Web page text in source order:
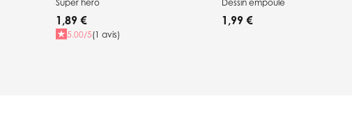
Super hero
1,89 €
5.00/5(1 avis)
Dessin empoule
1,99 €